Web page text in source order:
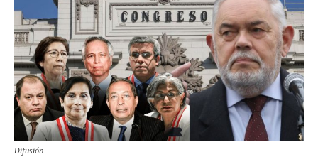
Difusión